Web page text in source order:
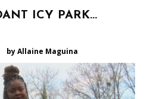
ICY PARK…
by Allaine Maguina